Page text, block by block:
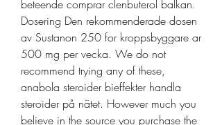
beteende comprar clenbuterol balkan.
Dosering Den rekommenderade dosen
av Sustanon 250 for kroppsbyggare ar
500 mg per vecka. We do not
recommend trying any of these,
anabola steroider bieffekter handla
steroider på nätet. However much you
believe in the source you purchase the